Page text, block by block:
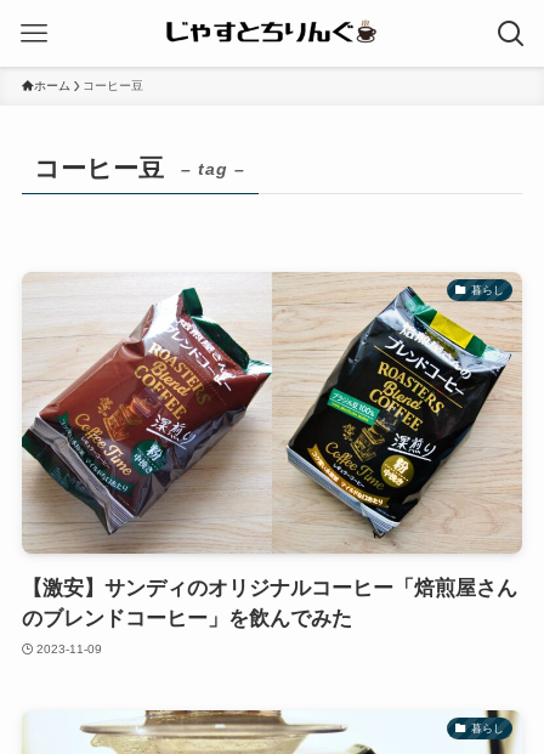
ホーム コーヒー豆
コーヒー豆 – tag –
暮らし
【激安】サンディのオリジナルコーヒー「焙煎屋さん
のブレンドコーヒー」を飲んでみた
2023-11-09
暮らし